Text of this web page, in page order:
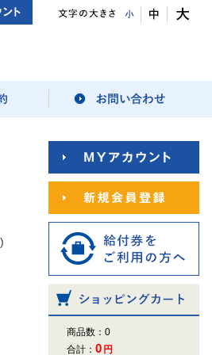
商品数：0
合計： 0 円